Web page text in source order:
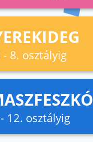
- 8. osztályig
12. osztályig